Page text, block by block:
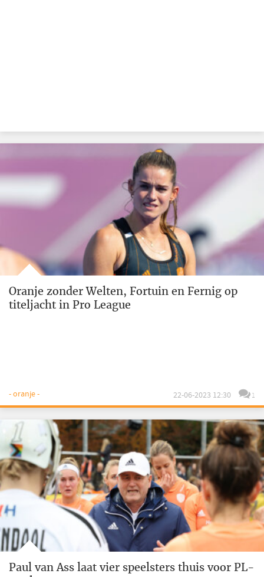
Oranje zonder Welten, Fortuin en Fernig op
titeljacht in Pro League
- oranje - 22-06-2023 12:30 1
Paul van Ass laat vier speelsters thuis voor PL-